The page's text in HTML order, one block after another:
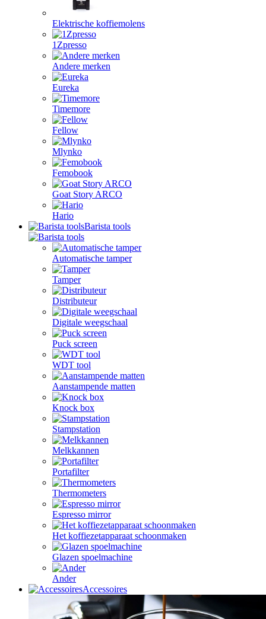
Elektrische koffiemolens
1Zpresso
Andere merken
Eureka
Timemore
Fellow
Mlynko
Femobook
Goat Story ARCO
Hario
Barista tools
Automatische tamper
Tamper
Distributeur
Digitale weegschaal
Puck screen
WDT tool
Aanstampende matten
Knock box
Stampstation
Melkkannen
Portafilter
Thermometers
Espresso mirror
Het koffiezetapparaat schoonmaken
Glazen spoelmachine
Ander
Accessoires